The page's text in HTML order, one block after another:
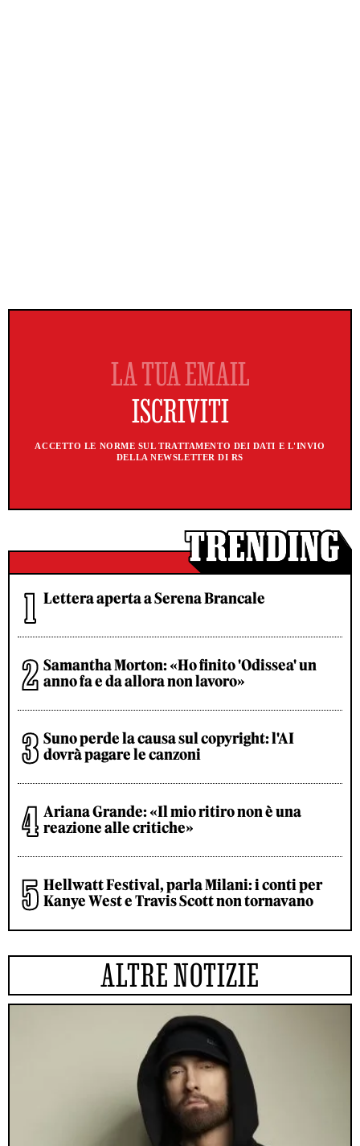
ACCETTO LE NORME SUL TRATTAMENTO DEI DATI E L'INVIO
DELLA NEWSLETTER DI RS
Lettera aperta a Serena Brancale
Samantha Morton: «Ho finito 'Odissea' un
anno fa e da allora non lavoro»
Suno perde la causa sul copyright: l'AI
dovrà pagare le canzoni
Ariana Grande: «Il mio ritiro non è una
reazione alle critiche»
Hellwatt Festival, parla Milani: i conti per
Kanye West e Travis Scott non tornavano
ALTRE NOTIZIE